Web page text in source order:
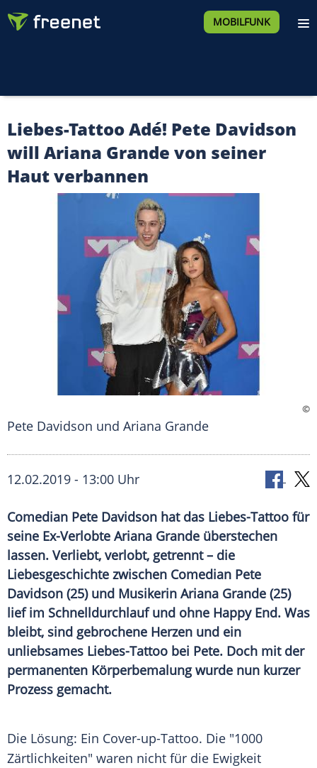
MOBILFUNK
Liebes-Tattoo Adé! Pete Davidson
will Ariana Grande von seiner
Haut verbannen
©
Pete Davidson und Ariana Grande
12.02.2019 - 13:00 Uhr
Comedian Pete Davidson hat das Liebes-Tattoo für
seine Ex-Verlobte Ariana Grande überstechen
lassen. Verliebt, verlobt, getrennt – die
Liebesgeschichte zwischen Comedian Pete
Davidson (25) und Musikerin Ariana Grande (25)
lief im Schnelldurchlauf und ohne Happy End. Was
bleibt, sind gebrochene Herzen und ein
unliebsames Liebes-Tattoo bei Pete. Doch mit der
permanenten Körperbemalung wurde nun kurzer
Prozess gemacht.
Die Lösung: Ein Cover-up-Tattoo. Die "1000
Zärtlichkeiten" waren nicht für die Ewigkeit